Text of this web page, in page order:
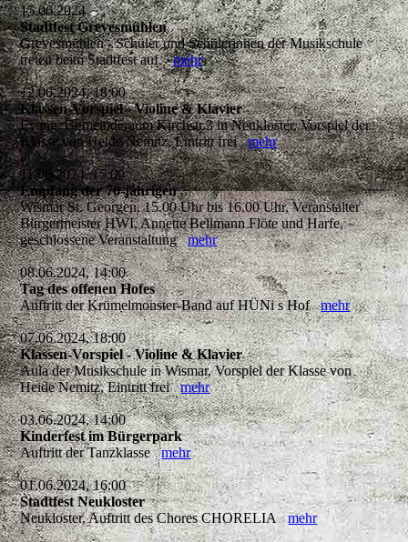
15.06.2024
Stadtfest Grevesmühlen
Grevesmühlen - Schüler und Schülerinnen der Musikschule
treten beim Stadtfest auf.mehr
12.06.2024, 18:00
Klassen-Vorspiel - Violine & Klavier
Evang. Gemeinderaum Kirchstr.3 in Neukloster, Vorspiel der
Klasse von Heide Nemitz, Eintritt freimehr
11.06.2024, 15:00
Empfang der 70-jährigen
Wismar St. Georgen, 15.00 Uhr bis 16.00 Uhr, Veranstalter
Bürgermeister HWI, Annette Bellmann Flöte und Harfe,
geschlossene Veranstaltungmehr
08.06.2024, 14:00
Tag des offenen Hofes
Auftritt der Krümelmonster-Band auf HÜNi s Hofmehr
07.06.2024, 18:00
Klassen-Vorspiel - Violine & Klavier
Aula der Musikschule in Wismar, Vorspiel der Klasse von
Heide Nemitz, Eintritt freimehr
03.06.2024, 14:00
Kinderfest im Bürgerpark
Auftritt der Tanzklassemehr
01.06.2024, 16:00
Stadtfest Neukloster
Neukloster, Auftritt des Chores CHORELIAmehr